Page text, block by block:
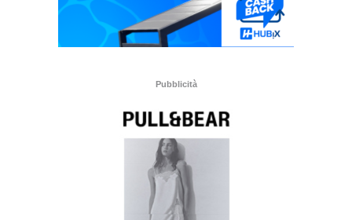
Pubblicità